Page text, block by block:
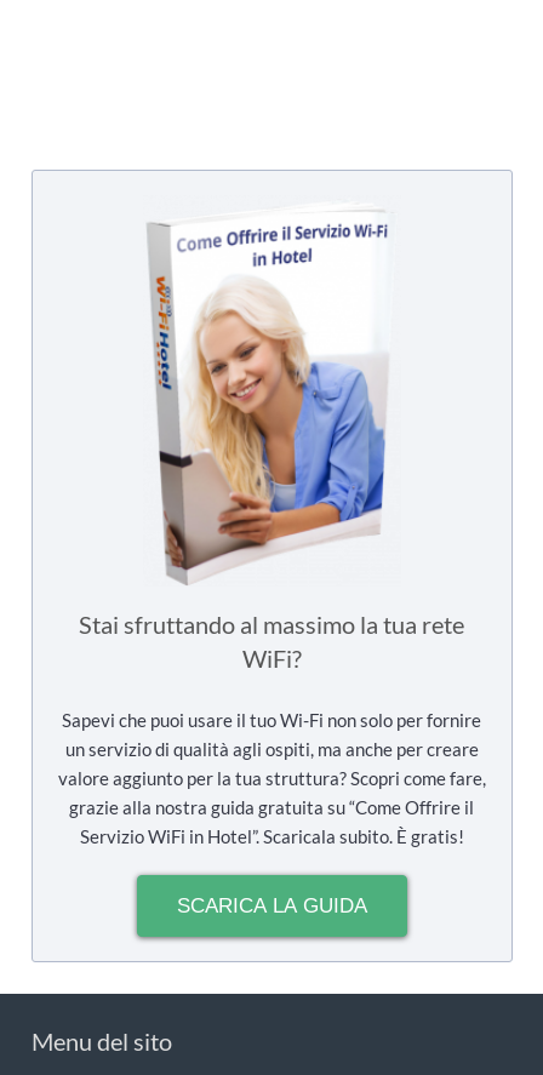
Stai sfruttando al massimo la tua rete
WiFi?
Sapevi che puoi usare il tuo Wi-Fi non solo per fornire
un servizio di qualità agli ospiti, ma anche per creare
valore aggiunto per la tua struttura? Scopri come fare,
grazie alla nostra guida gratuita su “Come Offrire il
Servizio WiFi in Hotel”. Scaricala subito. È gratis!
SCARICA LA GUIDA
Menu del sito